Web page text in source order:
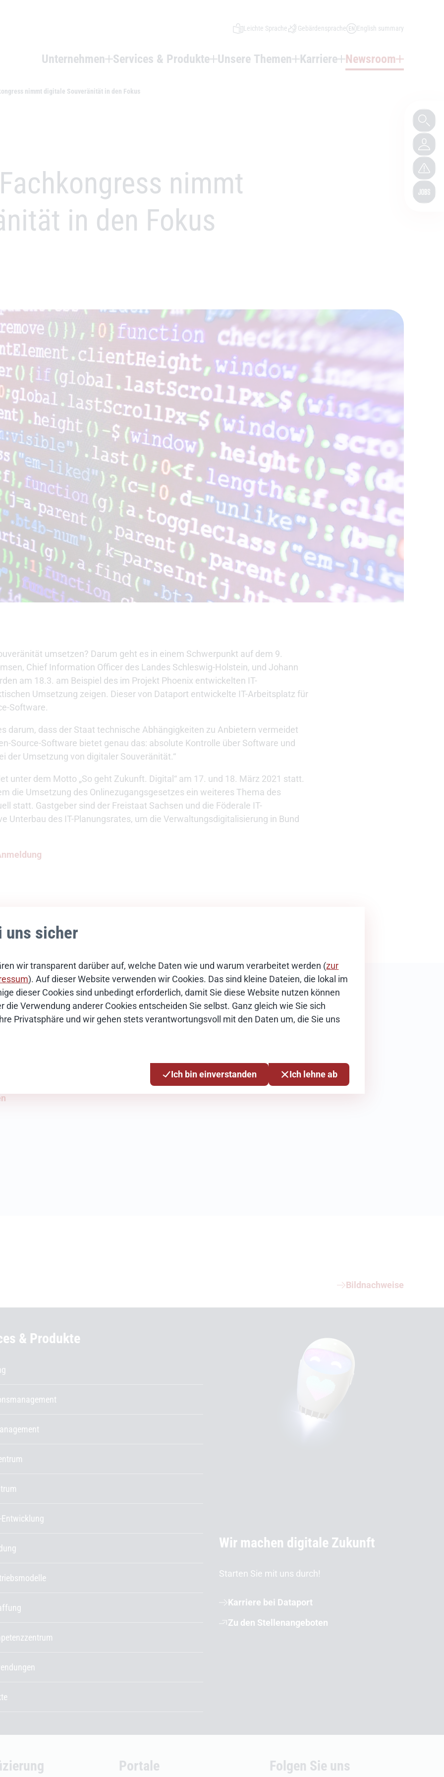
uns sicher
wir transparent darüber auf, welche Daten wie und warum verarbeitet werden (zur
). Auf dieser Website verwenden wir Cookies. Das sind kleine Dateien, die lokal im
dieser Cookies sind unbedingt erforderlich, damit Sie diese Website nutzen können
die Verwendung anderer Cookies entscheiden Sie selbst. Ganz gleich wie Sie sich
Privatsphäre und wir gehen stets verantwortungsvoll mit den Daten um, die Sie uns
Ich bin einverstanden Ich lehne ab
Leichte Sprache Gebärdensprache English summary
Unternehmen Services & Produkte Unsere Themen Karriere Newsroom
nimmt digitale Souveränität in den Fokus
nimmt
in den Fokus
umsetzen? Darum geht es in einem Schwerpunkt auf dem 9.
Chief Information Officer des Landes Schleswig-Holstein, und Johann
am 18.3. am Beispiel des im Projekt Phoenix entwickelten IT-
Umsetzung zeigen. Dieser von Dataport entwickelte IT-Arbeitsplatz für
Software.
darum, dass der Staat technische Abhängigkeiten zu Anbietern vermeidet
Source-Software bietet genau das: absolute Kontrolle über Software und
der Umsetzung von digitaler Souveränität.“
unter dem Motto „So geht Zukunft. Digital“ am 17. und 18. März 2021 statt.
die Umsetzung des Onlinezugangsgesetzes ein weiteres Thema des
statt. Gastgeber sind der Freistaat Sachsen und die Föderale IT-
Unterbau des IT-Planungsrates, um die Verwaltungsdigitalisierung in Bund
Bildnachweise
& Produkte
Wir machen digitale Zukunft
Starten Sie mit uns durch!
Karriere bei Dataport
Zu den Stellenangeboten
Portale Folgen Sie uns